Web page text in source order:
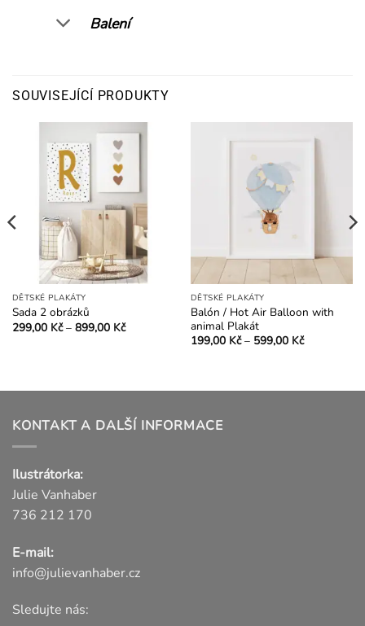
Balení
SOUVISEJÍCÍ PRODUKTY
DĚTSKÉ PLAKÁTY
Sada 2 obrázků
299,00 Kč – 899,00 KčRozpětí
více
Možnosti
lze
na
stránce
produktu
DĚTSKÉ PLAKÁTY
Balón / Hot Air Balloon with
animal Plakát
199,00 Kč – 599,00 KčRozpětí
má
variant.
KONTAKT A DALŠÍ INFORMACE
Ilustrátorka:
Julie Vanhaber
736 212 170
E-mail:
info@julievanhaber.cz
Sledujte nás: